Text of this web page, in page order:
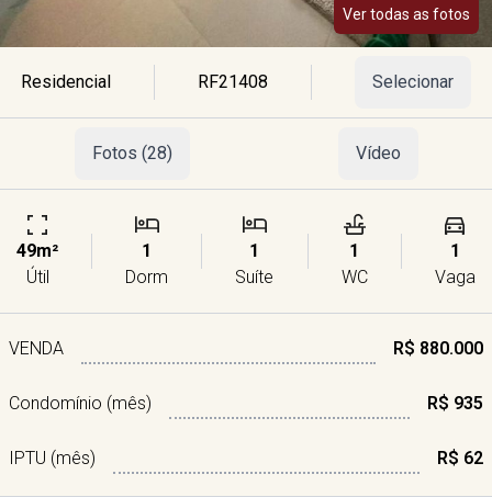
Ver todas as fotos
Residencial RF21408 Selecionar
Fotos (28) Vídeo
49m²
Útil
1
Dorm
1
Suíte
1
WC
1
Vaga
VENDA R$ 880.000
Condomínio (mês) R$ 935
IPTU (mês) R$ 62